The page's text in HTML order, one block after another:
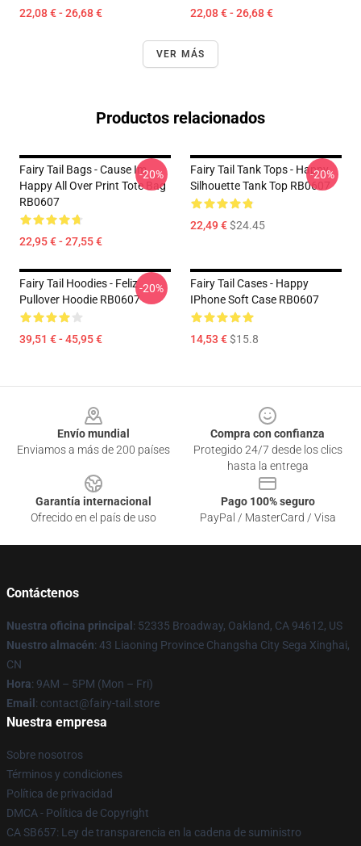
22,08 € - 26,68 € 22,08 € - 26,68 €
VER MÁS
Productos relacionados
Fairy Tail Bags - Cause Im
Happy All Over Print Tote Bag
RB0607
22,95 € - 27,55 €
-20%
Fairy Tail Tank Tops - Happy
Silhouette Tank Top RB0607
22,49 €$24.45
-20%
Fairy Tail Hoodies - Feliz
Pullover Hoodie RB0607
39,51 € - 45,95 €
-20%
Fairy Tail Cases - Happy
IPhone Soft Case RB0607
14,53 €$15.8
Envío mundial
Enviamos a más de 200 países
Compra con confianza
Protegido 24/7 desde los clics
hasta la entrega
Garantía internacional
Ofrecido en el país de uso
Pago 100% seguro
PayPal / MasterCard / Visa
Contáctenos
Nuestra oficina principal : 52335 Broadway, Oakland, CA 94612, US
Nuestro almacén: 43 Liaoning Province Changsha City Sega Xinghai,
CN
Hora: 9AM – 5PM (Mon – Fri)
Email : contact@fairy-tail.store
Nuestra empresa
Sobre nosotros
Términos y condiciones
Política de privacidad
DMCA - Política de Copyright
CA SB657: Ley de transparencia en la cadena de suministro